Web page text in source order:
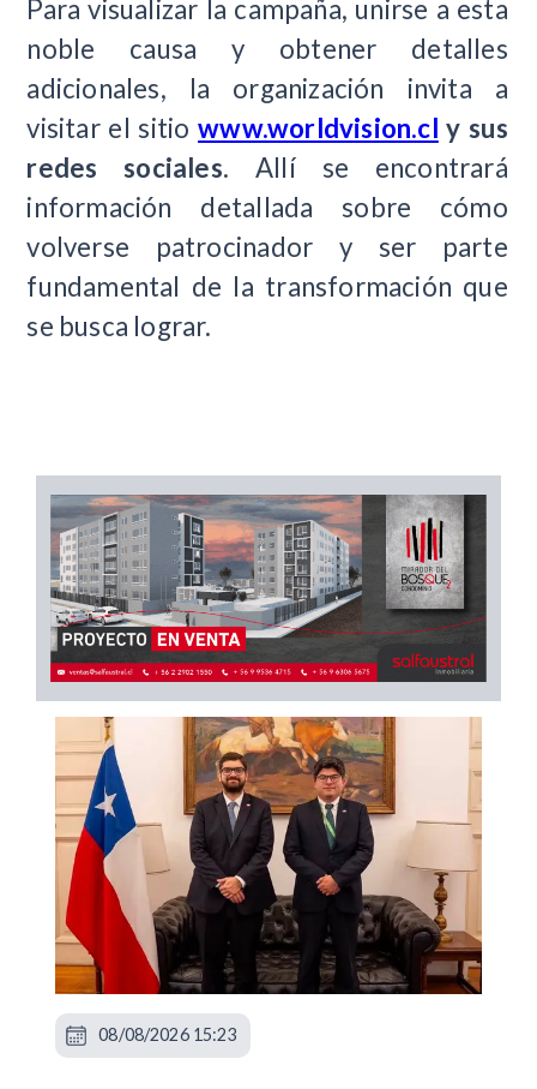
Para visualizar la campaña, unirse a esta
noble causa y obtener detalles
adicionales, la organización invita a
visitar el sitiowww.worldvision.cl y sus
redes sociales. Allí se encontrará
información detallada sobre cómo
volverse patrocinador y ser parte
fundamental de la transformación que
se busca lograr.
08/08/2026 15:23